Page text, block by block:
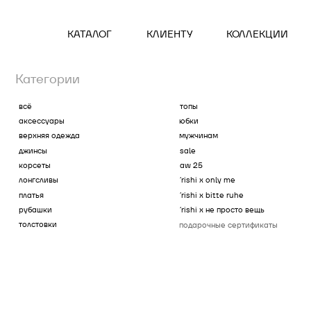
КОЛЛЕКЦИИ
КЛИЕНТУ
КАТАЛОГ
мужчинам
толстовки
джинсы
корсеты
верхняя одежда
аксессуары
aw 25
´rishi x only me